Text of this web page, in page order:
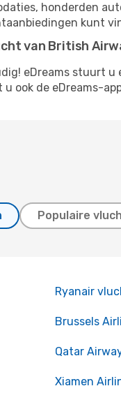
honderden
kunt
van British
eDreams stuurt
ook de eDreams-
Populaire
Ryanair
Brussels
Qatar
Xiamen